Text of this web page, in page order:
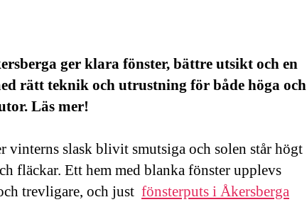
ger klara fönster, bättre utsikt och en
rätt teknik och utrustning för både höga och
Läs mer!
vinterns slask blivit smutsiga och solen står högt
fläckar. Ett hem med blanka fönster upplevs
trevligare, och just fönsterputs i Åkersberga